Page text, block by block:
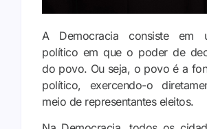
A Democracia consiste em
político em que o poder de
do povo. Ou seja, o povo é a
político, exercendo-o
meio de representantes eleitos.